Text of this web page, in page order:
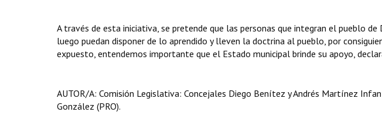
A través de esta iniciativa, se pretende que las personas que integran el pueblo de
luego puedan disponer de lo aprendido y lleven la doctrina al pueblo, por
expuesto, entendemos importante que el Estado municipal brinde su apoyo,
AUTOR/A: Comisión Legislativa: Concejales Diego Benítez y Andrés Martínez
González (PRO).